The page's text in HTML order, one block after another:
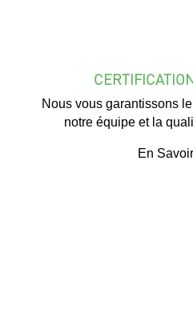
Nous vous garantissons
notre équipe et la
En